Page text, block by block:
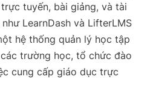
tuyến, bài giảng, và tài
LearnDash và LifterLMS
hệ thống quản lý học tập
trường học, tổ chức đào
cung cấp giáo dục trực